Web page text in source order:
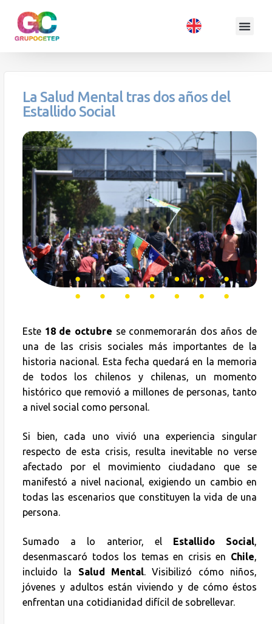
La Salud Mental tras dos años del
Estallido Social
Este 18 de octubre se conmemorarán dos años de
una de las crisis sociales más importantes de la
historia nacional. Esta fecha quedará en la memoria
de todos los chilenos y chilenas, un momento
histórico que removió a millones de personas, tanto
a nivel social como personal.
Si bien, cada uno vivió una experiencia singular
respecto de esta crisis, resulta inevitable no verse
afectado por el movimiento ciudadano que se
manifestó a nivel nacional, exigiendo un cambio en
todas las escenarios que constituyen la vida de una
persona.
Sumado a lo anterior, el Estallido Social
desenmascaró todos los temas en crisis en Chile
incluido la Salud Mental . Visibilizó cómo niños,
jóvenes y adultos están viviendo y de cómo éstos
enfrentan una cotidianidad difícil de sobrellevar.